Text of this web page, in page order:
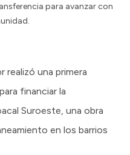
para avanzar con
realizó una primera
financiar la
Suroeste, una obra
en los barrios